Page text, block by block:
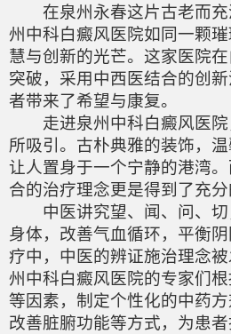
在泉州永春这片古老而充
州中科白癜风医院如同一颗
慧与创新的光芒。这家医院
突破，采用中西医结合的创
者带来了希望与康复。
走进泉州中科白癜风医院
所吸引。古朴典雅的装饰，
让人置身于一个宁静的港湾
合的治疗理念更是得到了充分
中医讲究望、闻、问、切
身体，改善气血循环，平衡
疗中，中医的辨证施治理念
州中科白癜风医院的专家们
等因素，制定个性化的中药方
改善脏腑功能等方式，为患